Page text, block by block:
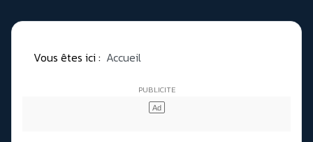
Vous êtes ici : Accueil